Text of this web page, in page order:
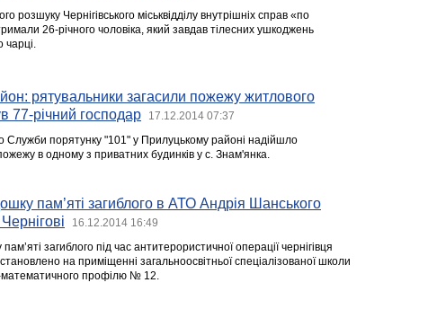
розшуку Чернігівського міськвідділу внутрішніх справ «по
26-річного чоловіка, який завдав тілесних ушкоджень
чарці.
рятувальники загасили пожежу житлового
77-річний господар
17.12.2014 07:37
Служби порятунку "101" у Прилуцькому районі надійшло
в одному з приватних будинків у с. Знам'янка.
пам’яті загиблого в АТО Андрія Шанського
16.12.2014 16:49
загиблого під час антитерористичної операції чернігівця
на приміщенні загальноосвітньої спеціалізованої школи
математичного профілю № 12.